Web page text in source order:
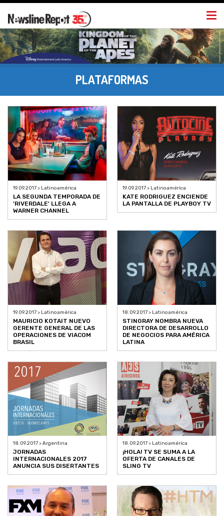
PLATAFORMAS
19.09.2017 > Latinoamérica
LA SEGUNDA TEMPORADA DE
'RIVERDALE' LLEGA A
WARNER CHANNEL
19.09.2017 > Latinoamérica
KATE RODRIGUEZ ENCIENDE
LA PANTALLA DE PLAYBOY TV
19.09.2017 > Latinoamérica
MAURICIO KOTAIT NUEVO
GERENTE GENERAL DE LAS
OPERACIONES DE VIACOM
BRASIL
18.09.2017 > Latinoamérica
STINGRAY NOMBRA NUEVA
DIRECTORA DE DESARROLLO
DE NEGOCIOS PARA AMÉRICA
LATINA
18.09.2017 > Argentina
JORNADAS
INTERNACIONALES 2017
ANUNCIA SUS DISERTANTES
18.09.2017 > Latinoamérica
¡HOLA! TV SE SUMA A LA
OFERTA DE CANALES DE
SLING TV